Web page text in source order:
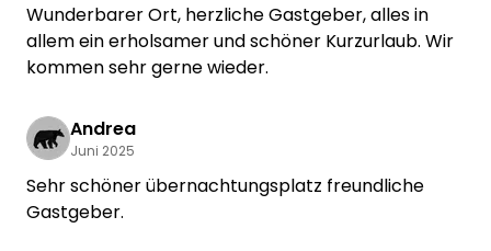
Wunderbarer Ort, herzliche Gastgeber, alles in
allem ein erholsamer und schöner Kurzurlaub. Wir
kommen sehr gerne wieder.
Andrea
Juni 2025
Sehr schöner übernachtungsplatz freundliche
Gastgeber.